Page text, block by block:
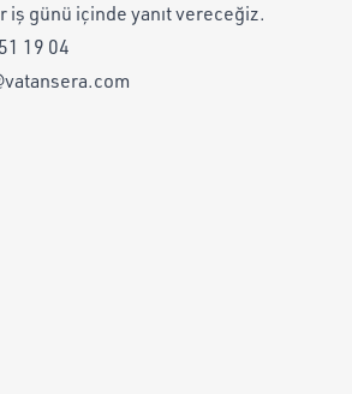
iş günü içinde yanıt vereceğiz.
19 04